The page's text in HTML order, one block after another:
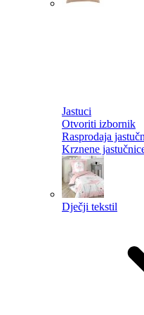
Jastuci
Otvoriti izbornik
Rasprodaja
Krznene
Dječji tekstil